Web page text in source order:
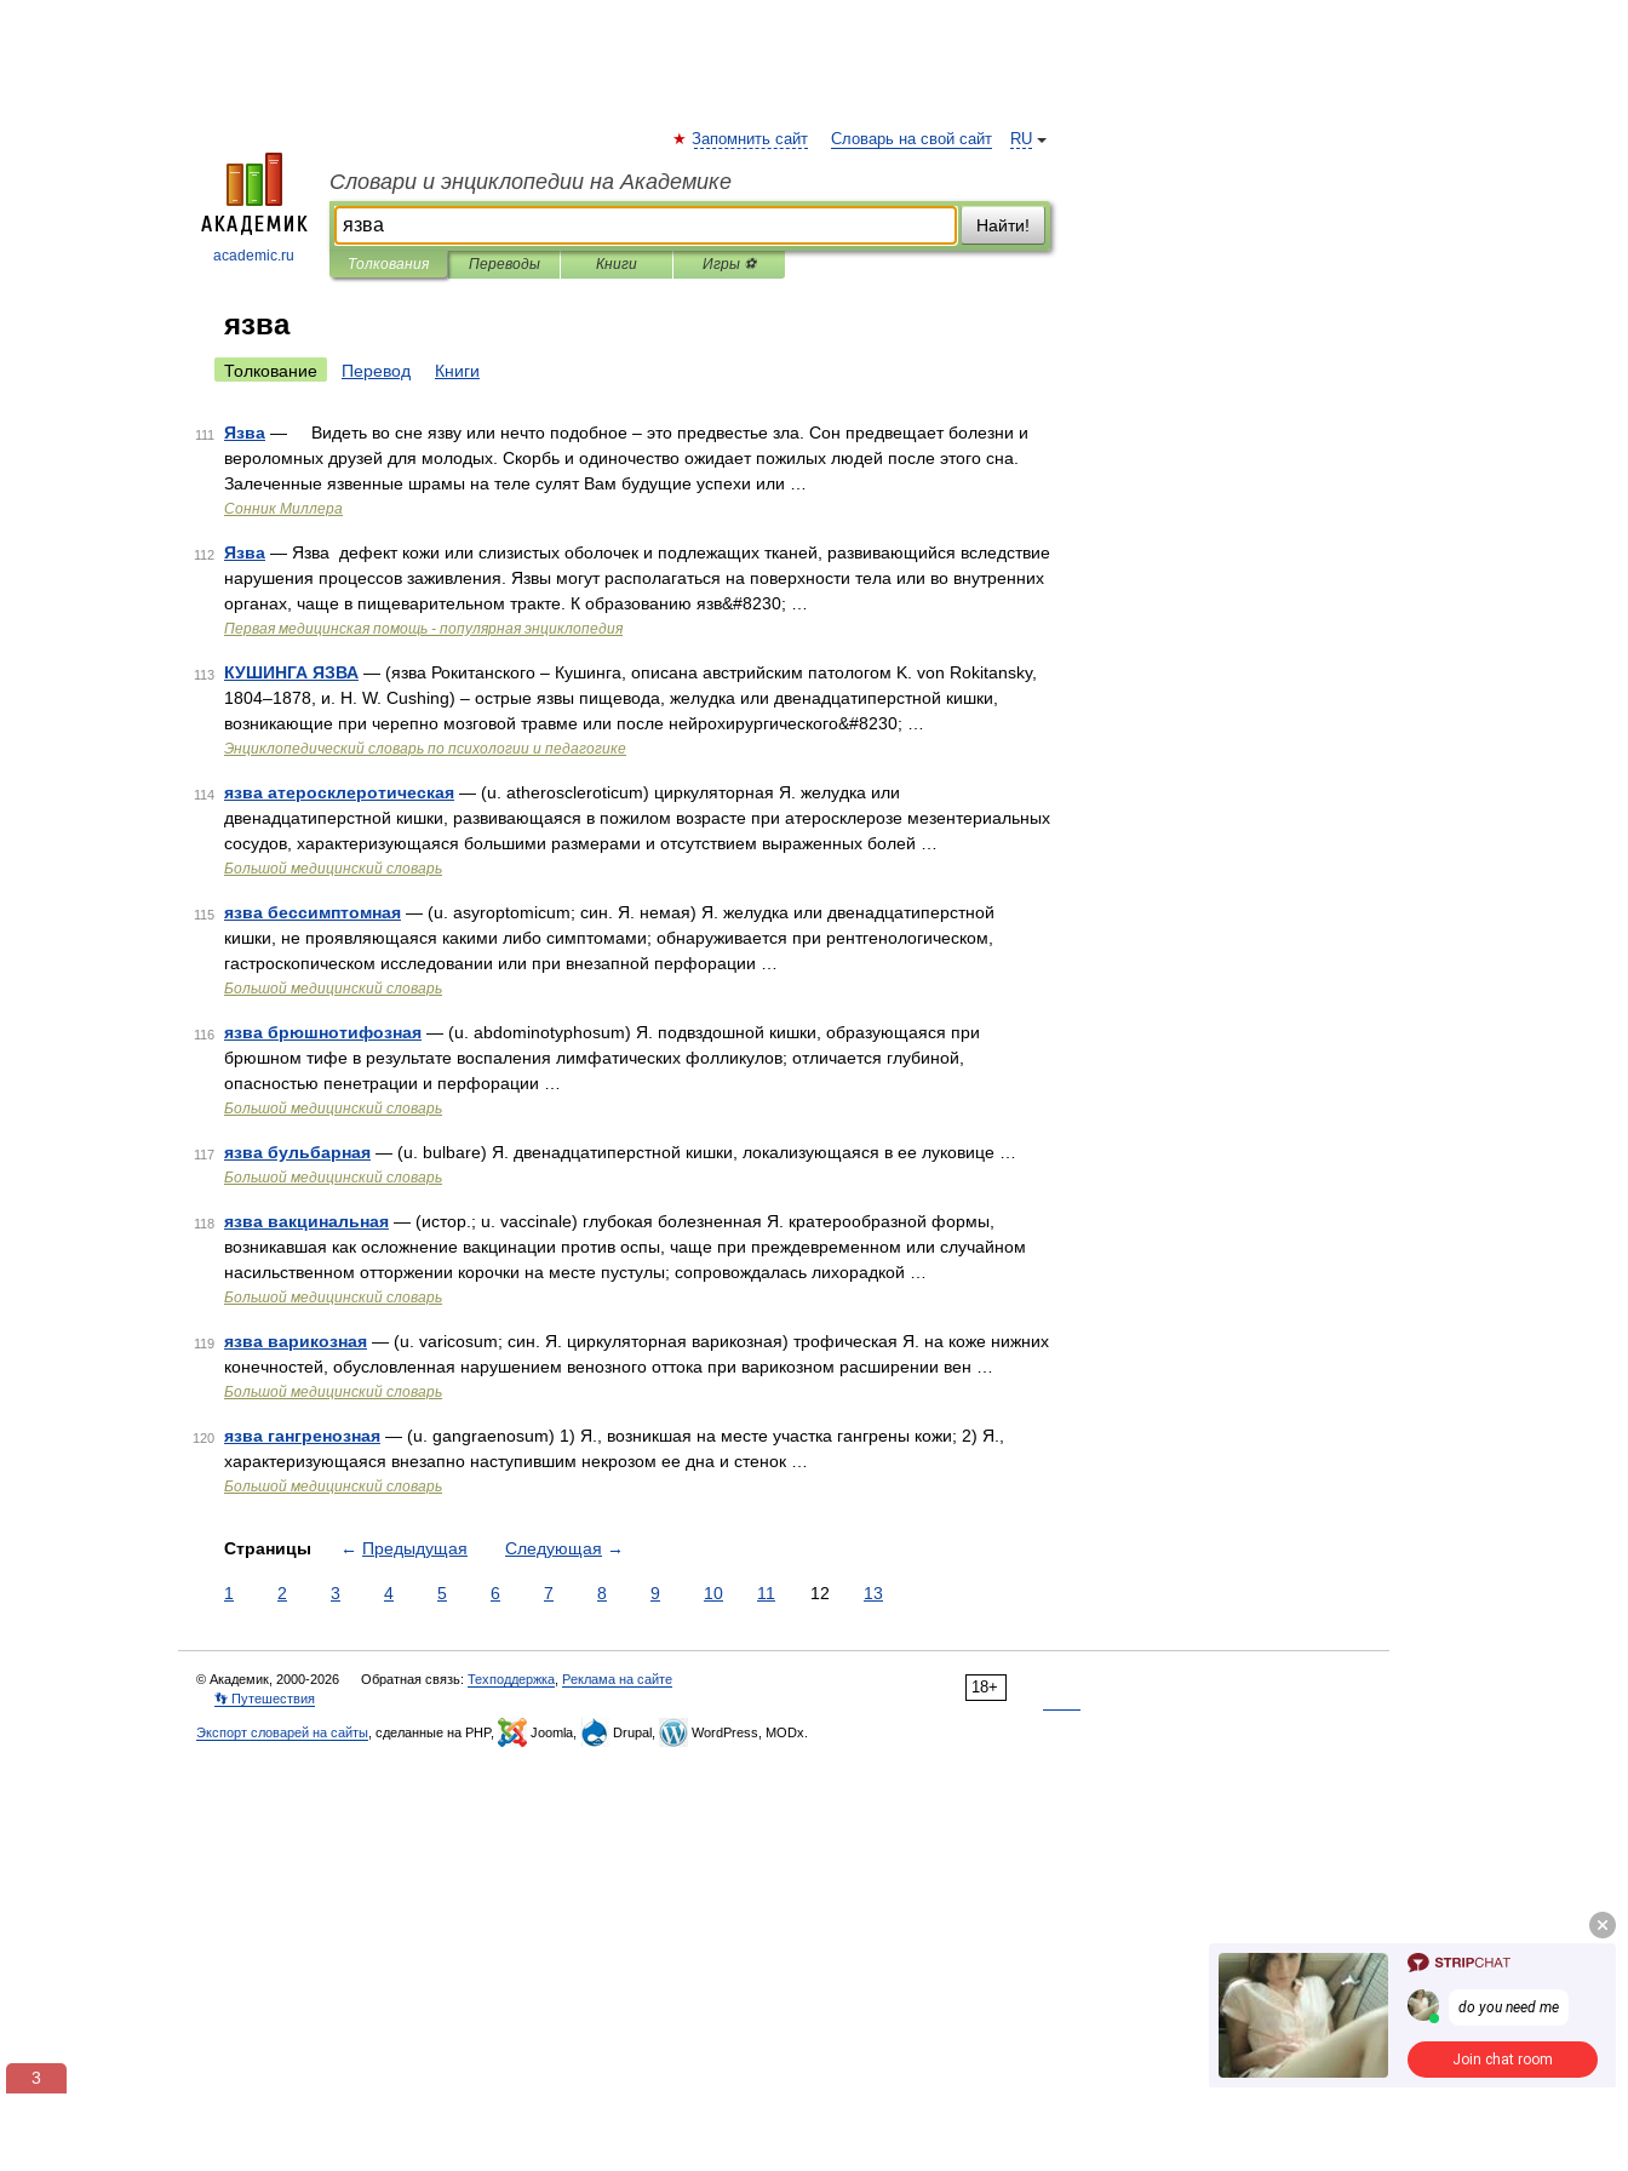
academic.ru
RU
Запомнить сайт Словарь на свой сайт
Словари и энциклопедии на Академике
Найти!
Толкования Переводы Книги Игры ⚽
язва
Толкование Перевод Книги
111 Язва — Видеть во сне язву или нечто подобное – это предвестье зла. Сон предвещает болезни и
вероломных друзей для молодых. Скорбь и одиночество ожидает пожилых людей после этого сна.
Залеченные язвенные шрамы на теле сулят Вам будущие успехи или …
Сонник Миллера
112 Язва — Язва дефект кожи или слизистых оболочек и подлежащих тканей, развивающийся вследствие
нарушения процессов заживления. Язвы могут располагаться на поверхности тела или во внутренних
органах, чаще в пищеварительном тракте. К образованию язв&#8230; …
Первая медицинская помощь - популярная энциклопедия
113 КУШИНГА ЯЗВА — (язва Рокитанского – Кушинга, описана австрийским патологом K. von Rokitansky,
1804–1878, и. H. W. Cushing) – острые язвы пищевода, желудка или двенадцатиперстной кишки,
возникающие при черепно мозговой травме или после нейрохирургического&#8230; …
Энциклопедический словарь по психологии и педагогике
114 язва атеросклеротическая — (u. atheroscleroticum) циркуляторная Я. желудка или
двенадцатиперстной кишки, развивающаяся в пожилом возрасте при атеросклерозе мезентериальных
сосудов, характеризующаяся большими размерами и отсутствием выраженных болей …
Большой медицинский словарь
115 язва бессимптомная — (u. asyroptomicum; син. Я. немая) Я. желудка или двенадцатиперстной
кишки, не проявляющаяся какими либо симптомами; обнаруживается при рентгенологическом,
гастроскопическом исследовании или при внезапной перфорации …
Большой медицинский словарь
116 язва брюшнотифозная — (u. abdominotyphosum) Я. подвздошной кишки, образующаяся при
брюшном тифе в результате воспаления лимфатических фолликулов; отличается глубиной,
опасностью пенетрации и перфорации …
Большой медицинский словарь
117 язва бульбарная — (u. bulbare) Я. двенадцатиперстной кишки, локализующаяся в ее луковице …
Большой медицинский словарь
118 язва вакцинальная — (истор.; u. vaccinale) глубокая болезненная Я. кратерообразной формы,
возникавшая как осложнение вакцинации против оспы, чаще при преждевременном или случайном
насильственном отторжении корочки на месте пустулы; сопровождалась лихорадкой …
Большой медицинский словарь
119 язва варикозная — (u. varicosum; син. Я. циркуляторная варикозная) трофическая Я. на коже нижних
конечностей, обусловленная нарушением венозного оттока при варикозном расширении вен …
Большой медицинский словарь
120 язва гангренозная — (u. gangraenosum) 1) Я., возникшая на месте участка гангрены кожи; 2) Я.,
характеризующаяся внезапно наступившим некрозом ее дна и стенок …
Большой медицинский словарь
Страницы ← Предыдущая Следующая →
1 2 3 4 5 6 7 8 9 10 11 12 13
18+
© Академик, 2000-2026 Обратная связь: Техподдержка Реклама на сайте
👣 Путешествия
Экспорт словарей на сайты , сделанные на PHP, Joomla, Drupal, WordPress, MODx.
3